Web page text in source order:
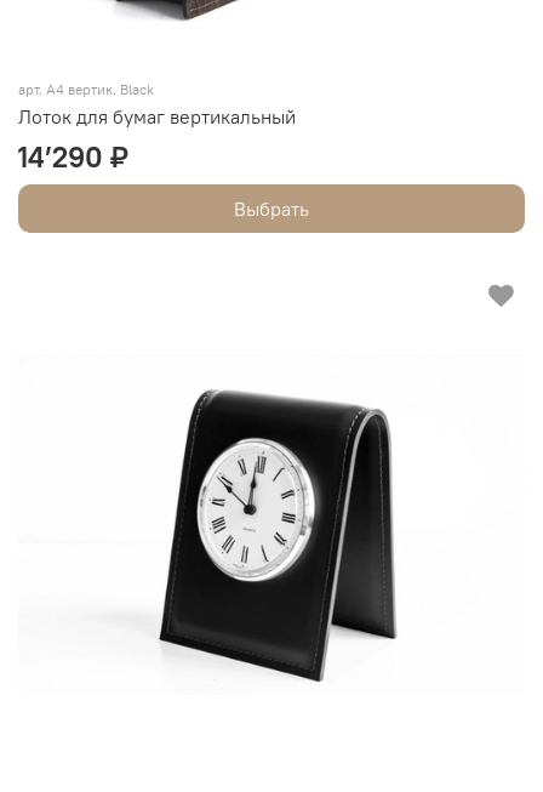
арт. А4 вертик. Black
Лоток для бумаг вертикальный
14’290 ₽
Выбрать